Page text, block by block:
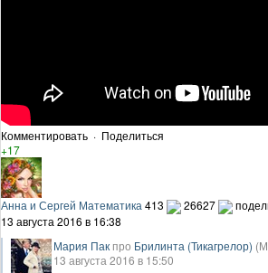
Комментировать · Поделиться
+17
Анна и Сергей Математика 413 26627
13 августа 2016 в 16:38
Мария Пак про Брилинта (Тикагрелор)
13 августа 2016 в 15:50